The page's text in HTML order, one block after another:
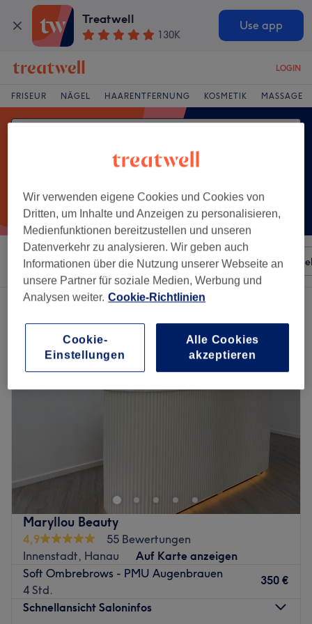
Treatwell
130K
Use app
LOGIN
FRISEUR NÄGEL HAARENTFERNUNG KOSMETIK MASSAGE
Sortieren nach Besonderheiten Salons
Ein Salon, der anbietet: microblading in Innenstadt, Hanau
Maryllou Beauty
4,9
55 Bewertungen
Innenstadt, Hanau
Auf Karte anzeigen
Soft Ombrebrows - PMU Augenbrauen
4 Std.
350 €
Schnellansicht Saloninfos
Wir verwenden eigene Cookies und Cookies von
Dritten, um Inhalte und Anzeigen zu personalisieren,
Medienfunktionen bereitzustellen und unseren
Datenverkehr zu analysieren. Wir geben auch
Informationen über die Nutzung unserer Webseite an
unsere Partner für soziale Medien, Werbung und
Analysen weiter. Cookie-Richtlinien
Cookie-
Einstellungen
Alle Cookies
akzeptieren